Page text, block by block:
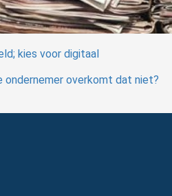
kies voor digitaal
ondernemer overkomt dat niet?